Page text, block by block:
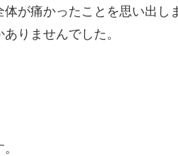
が痛かったことを思い出し
りませんでした。